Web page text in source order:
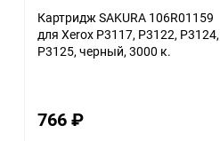
Картридж SAKURA 106R01159
для Xerox P3117, P3122, P3124,
P3125, черный, 3000 к.
766₽